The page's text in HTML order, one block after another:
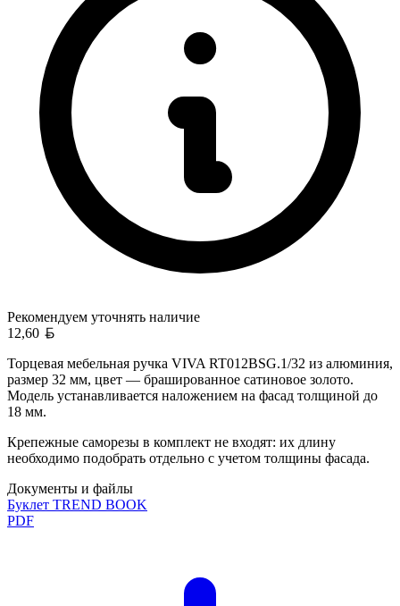
Рекомендуем уточнять наличие
12,60
Торцевая мебельная ручка VIVA RT012BSG.1/32 из алюминия,
размер 32 мм, цвет — брашированное сатиновое золото.
Модель устанавливается наложением на фасад толщиной до
18 мм.
Крепежные саморезы в комплект не входят: их длину
необходимо подобрать отдельно с учетом толщины фасада.
Документы и файлы
Буклет TREND BOOK
PDF